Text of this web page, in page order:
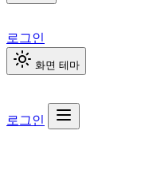
로그인
화면 테마
로그인